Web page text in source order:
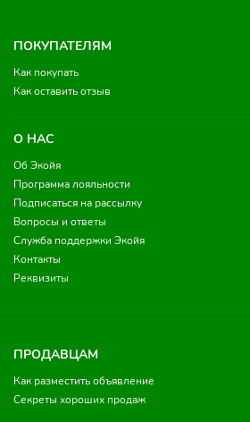
ПОКУПАТЕЛЯМ
Как покупать
Как оставить отзыв
О НАС
Об Экойя
Программа лояльности
Подписаться на рассылку
Вопросы и ответы
Служба поддержки Экойя
Контакты
Реквизиты
ПРОДАВЦАМ
Как разместить объявление
Секреты хороших продаж